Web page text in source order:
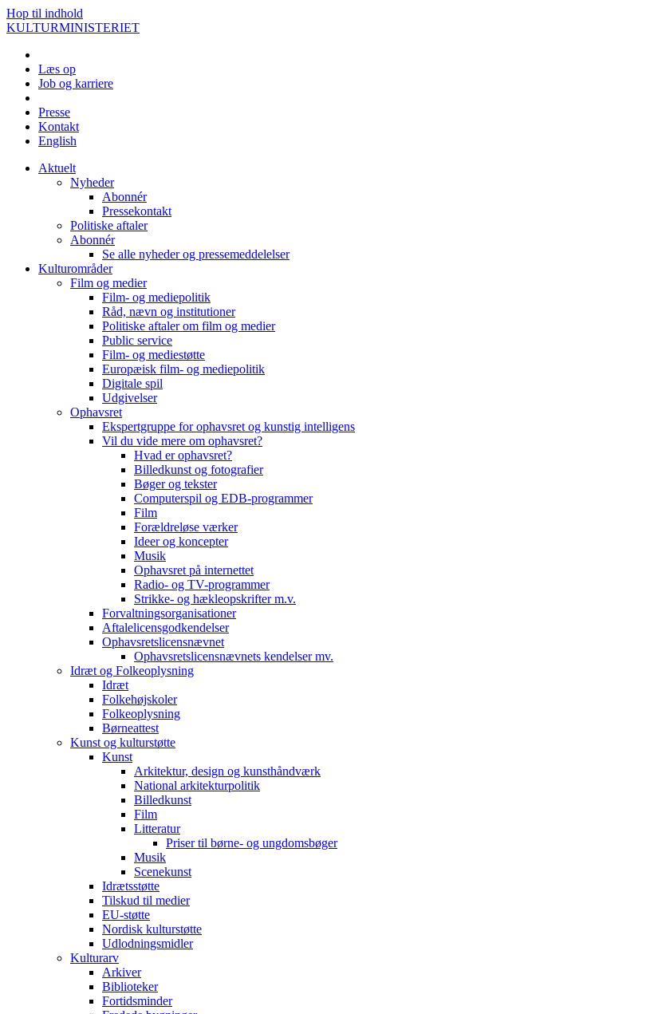
Hop til indhold
KULTURMINISTERIET
Læs op
Job og karriere
Presse
Kontakt
English
Aktuelt
Nyheder
Abonnér
Pressekontakt
Politiske aftaler
Abonnér
Se alle nyheder og pressemeddelelser
Kulturområder
Film og medier
Film- og mediepolitik
Råd, nævn og institutioner
Politiske aftaler om film og medier
Public service
Film- og mediestøtte
Europæisk film- og mediepolitik
Digitale spil
Udgivelser
Ophavsret
Ekspertgruppe for ophavsret og kunstig intelligens
Vil du vide mere om ophavsret?
Hvad er ophavsret?
Billedkunst og fotografier
Bøger og tekster
Computerspil og EDB-programmer
Film
Forældreløse værker
Ideer og koncepter
Musik
Ophavsret på internettet
Radio- og TV-programmer
Strikke- og hækleopskrifter m.v.
Forvaltningsorganisationer
Aftalelicensgodkendelser
Ophavsretslicensnævnet
Ophavsretslicensnævnets kendelser mv.
Idræt og Folkeoplysning
Idræt
Folkehøjskoler
Folkeoplysning
Børneattest
Kunst og kulturstøtte
Kunst
Arkitektur, design og kunsthåndværk
National arkitekturpolitik
Billedkunst
Film
Litteratur
Priser til børne- og ungdomsbøger
Musik
Scenekunst
Idrætsstøtte
Tilskud til medier
EU-støtte
Nordisk kulturstøtte
Udlodningsmidler
Kulturarv
Arkiver
Biblioteker
Fortidsminder